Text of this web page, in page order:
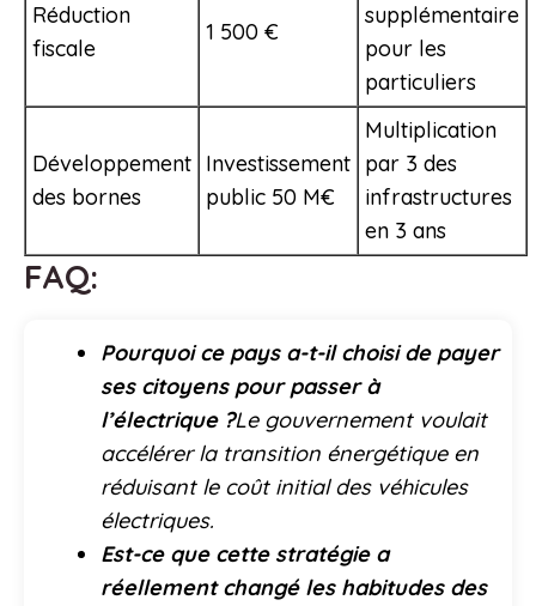
Réduction
fiscale
1 500 €
supplémentaire
pour les
particuliers
Développement
des bornes
Investissement
public 50 M€
Multiplication
par 3 des
infrastructures
en 3 ans
FAQ:
Pourquoi ce pays a-t-il choisi de payer
ses citoyens pour passer à
l’électrique ?Le gouvernement voulait
accélérer la transition énergétique en
réduisant le coût initial des véhicules
électriques.
Est-ce que cette stratégie a
réellement changé les habitudes des